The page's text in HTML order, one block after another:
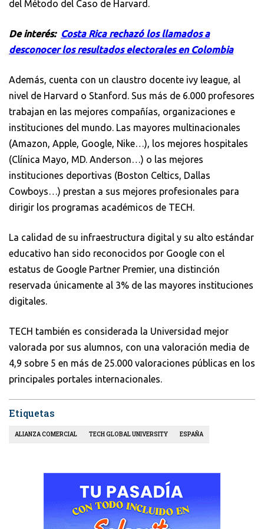
del Método del Caso de Harvard.
De interés: Costa Rica rechazó los llamados a
desconocer los resultados electorales en Colombia
Además, cuenta con un claustro docente ivy league, al
nivel de Harvard o Stanford. Sus más de 6.000 profesores
trabajan en las mejores compañías, organizaciones e
instituciones del mundo. Las mayores multinacionales
(Amazon, Apple, Google, Nike…), los mejores hospitales
(Clínica Mayo, MD. Anderson…) o las mejores
instituciones deportivas (Boston Celtics, Dallas
Cowboys…) prestan a sus mejores profesionales para
dirigir los programas académicos de TECH.
La calidad de su infraestructura digital y su alto estándar
educativo han sido reconocidos por Google con el
estatus de Google Partner Premier, una distinción
reservada únicamente al 3% de las mayores instituciones
digitales.
TECH también es considerada la Universidad mejor
valorada por sus alumnos, con una valoración media de
4,9 sobre 5 en más de 25.000 valoraciones públicas en los
principales portales internacionales.
Etiquetas
ALIANZA COMERCIAL TECH GLOBAL UNIVERSITY ESPAÑA